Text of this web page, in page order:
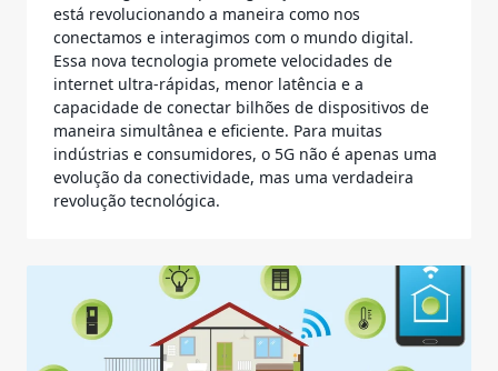
está revolucionando a maneira como nos
conectamos e interagimos com o mundo digital.
Essa nova tecnologia promete velocidades de
internet ultra-rápidas, menor latência e a
capacidade de conectar bilhões de dispositivos de
maneira simultânea e eficiente. Para muitas
indústrias e consumidores, o 5G não é apenas uma
evolução da conectividade, mas uma verdadeira
revolução tecnológica.